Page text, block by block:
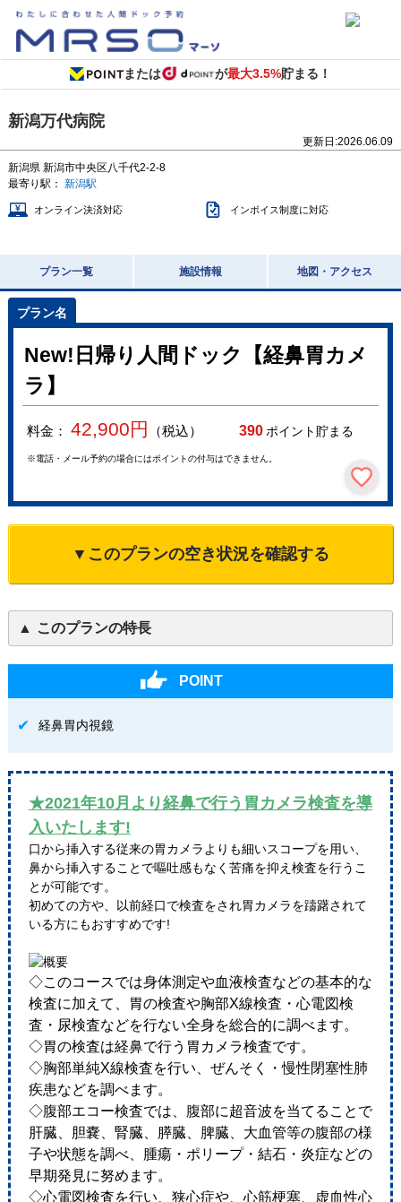
または が最大3.5%貯まる！
新潟万代病院
更新日:2026.06.09
新潟県 新潟市中央区八千代2-2-8
最寄り駅： 新潟駅
オンライン決済対応 インボイス制度に対応
プラン一覧 施設情報 地図・アクセス
New!日帰り人間ドック【経鼻胃カメ
ラ】
料金： 42,900円 （税込） 390ポイント貯まる
※電話・メール予約の場合にはポイントの付与はできません。
▼このプランの空き状況を確認する
このプランの特長
POINT
経鼻胃内視鏡
★2021年10月より経鼻で行う胃カメラ検査を導
入いたします!
口から挿入する従来の胃カメラよりも細いスコープを用い、
鼻から挿入することで嘔吐感もなく苦痛を抑え検査を行うこ
とが可能です。
初めての方や、以前経口で検査をされ胃カメラを躊躇されて
いる方にもおすすめです!
◇このコースでは身体測定や血液検査などの基本的な
検査に加えて、胃の検査や胸部X線検査・心電図検
査・尿検査などを行ない全身を総合的に調べます。
◇胃の検査は経鼻で行う胃カメラ検査です。
◇胸部単純X線検査を行い、ぜんそく・慢性閉塞性肺
疾患などを調べます。
◇腹部エコー検査では、腹部に超音波を当てることで
肝臓、胆嚢、腎臓、膵臓、脾臓、大血管等の腹部の様
子や状態を調べ、腫瘍・ポリープ・結石・炎症などの
早期発見に努めます。
◇心電図検査を行い、狭心症や、心筋梗塞、虚血性心